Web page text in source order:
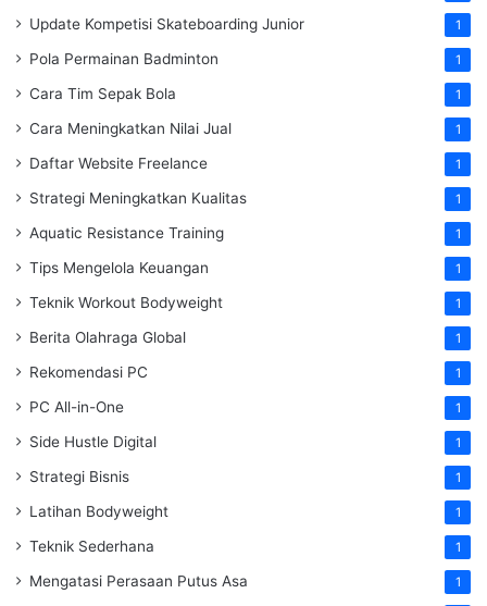
Update Kompetisi Skateboarding Junior 1
Pola Permainan Badminton 1
Cara Tim Sepak Bola 1
Cara Meningkatkan Nilai Jual 1
Daftar Website Freelance 1
Strategi Meningkatkan Kualitas 1
Aquatic Resistance Training 1
Tips Mengelola Keuangan 1
Teknik Workout Bodyweight 1
Berita Olahraga Global 1
Rekomendasi PC 1
PC All-in-One 1
Side Hustle Digital 1
Strategi Bisnis 1
Latihan Bodyweight 1
Teknik Sederhana 1
Mengatasi Perasaan Putus Asa 1